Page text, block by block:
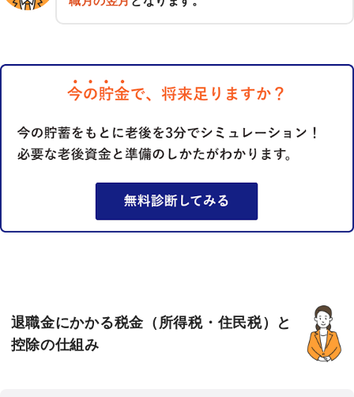
退職金にかかる税金（所得税・住民税）と
控除の仕組み